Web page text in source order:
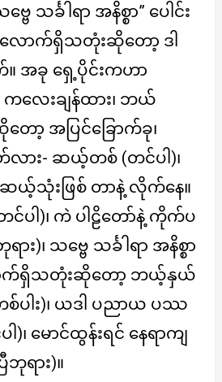
ဗေ သင်္ခါရာ အနိစ္စာ” ပေါင်း
ောက်ရှိသတုံးဆိုတော့ ဒါ
အခု ရှေ့ပိုင်းကဟာ
လေးချန်ထား၊ ဘယ်
ာ့ အပြင်ခြောက်ခု၊
လား- ဆယ့်တစ် (တင်ပါ)၊
သုံးဖြစ် တာနဲ့ လိုက်နေ။
ပါ)၊ ကဲ ပါဠိတော်နဲ့ ကိုက်ပ
း)၊ သဗ္ဗေ သင်္ခါရာ အနိစ္စာ
ာက်ရှိသတုံးဆိုတော့ ဘယ့်နှယ်
ပါး)၊ ယဒါ ပညာယ ပဿ
မောင်ထွန်းရင် နေရာကျ
ဘုရား)။